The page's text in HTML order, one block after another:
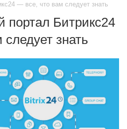
— все, что вам следует знать
портал Битрикс24
знать